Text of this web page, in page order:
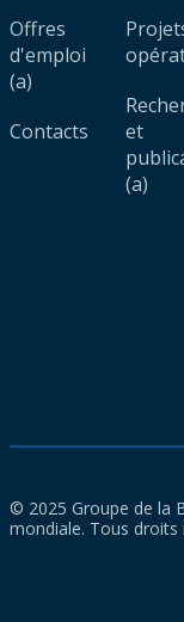
Offres
d'emploi
(a)
Contacts
et
(a)
© 2025 Groupe de la
mondiale. Tous droits